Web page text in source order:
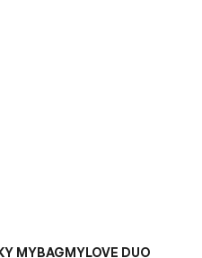
MYBAGMYLOVE DUO